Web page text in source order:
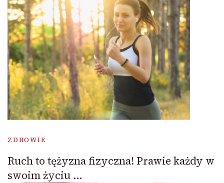
ZDROWIE
Ruch to tężyzna fizyczna! Prawie każdy w
swoim życiu …